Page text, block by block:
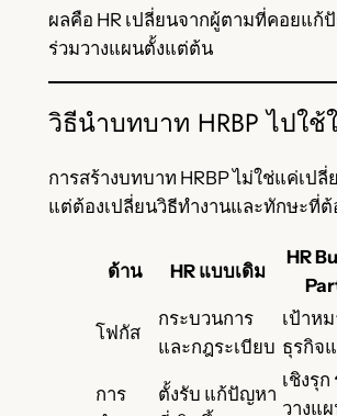
ผลคือ HR เปลี่ยนจากผู้ตามที่คอยแก้
ร่วมวางแผนตั้งแต่ต้น
วิธีนำบทบาท HRBP ไปใช้
การสร้างบทบาท HRBP ไม่ใช่แค่เป
แต่ต้องเปลี่ยนวิธีทำงานและทักษะที่ต้
ด้าน HR แบบเดิม
HR
โฟกัส
กระบวนการ
และกฎระเบียบ
เป้าห
ธุรกิจ
การ
ตั้งรับ แก้ปัญหา
เชิงรุก
วางแ